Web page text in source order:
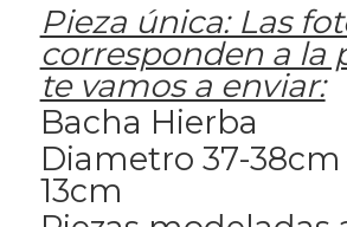
Pieza única: Las
corresponden a la
te vamos a enviar:
Bacha Hierba
Diametro 37-
13cm